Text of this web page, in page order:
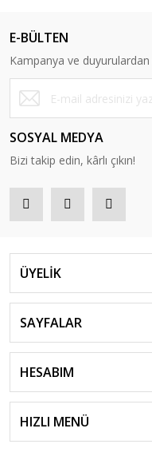
E-BÜLTEN
Kampanya ve
SOSYAL MEDYA
Bizi takip edin, kârlı çıkın!
ÜYELİK
SAYFALAR
HESABIM
HIZLI MENÜ